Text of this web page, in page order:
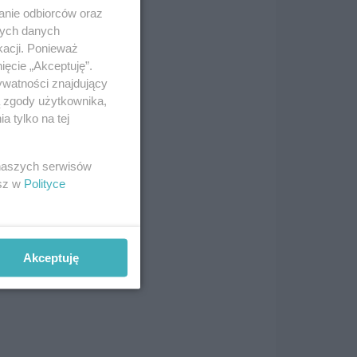
odbiorców oraz
danych
Ponieważ
„Akceptuję”.
znajdujący
użytkownika,
tylko na tej
serwisów
w Polityce
Akceptuję